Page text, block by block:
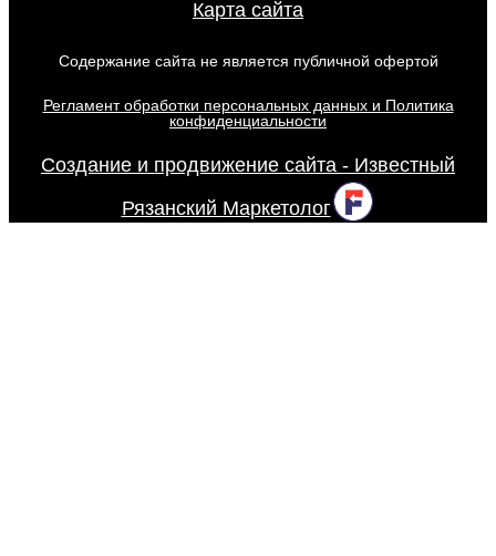
Карта сайта
Содержание сайта не является публичной офертой
Регламент обработки персональных данных и Политика
конфиденциальности
Создание и продвижение сайта - Известный
Рязанский Маркетолог